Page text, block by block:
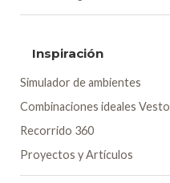
Inspiración
Simulador de ambientes
Combinaciones ideales Vesto
Recorrido 360
Proyectos y Artículos